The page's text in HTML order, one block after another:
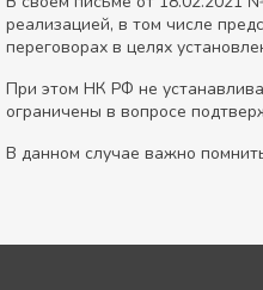
реализацией, в том числе
переговорах в целях
При этом НК РФ не
ограничены в вопросе
В данном случае важно